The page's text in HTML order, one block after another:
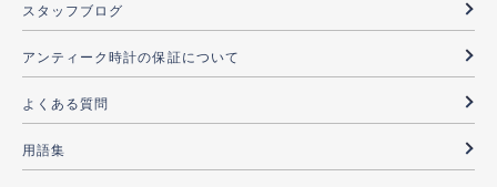
スタッフブログ
アンティーク時計の保証について
よくある質問
用語集